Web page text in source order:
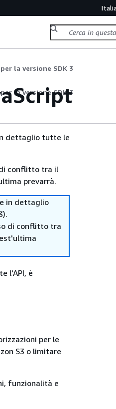
la versione SDK 3
la versione SDK 3
dettaglio tutte le
conflitto tra il
prevarrà.
in dettaglio
di conflitto tra
l'API, è
per le
S3 o limitare
funzionalità e